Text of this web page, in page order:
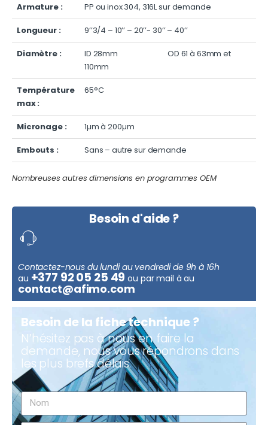
Armature : PP ou inox 304, 316L sur demande
Longueur : 9’’3/4 – 10’’ – 20’’- 30’’ – 40’’
Diamètre :
ID 28mm OD 61 à 63mm et
110mm
Température
max :
65°C
Micronage : 1µm à 200µm
Embouts : Sans – autre sur demande
Nombreuses autres dimensions en programmes OEM
Besoin d'aide ?
Contactez-nous du lundi au vendredi de 9h à 16h
au +377 92 05 25 49 ou par mail à au
contact@afimo.com
Besoin de la fiche technique ?
N’hésitez pas à nous en faire la
demande, nous vous répondrons dans
les plus brefs délais.